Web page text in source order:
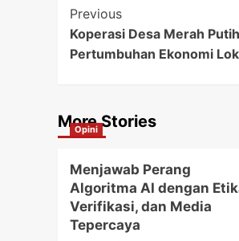
Post
Navigation
Previous
Koperasi Desa Merah
Pertumbuhan Ekonomi
More Stories
Opini
Menjawab Perang
Algoritma AI dengan
Verifikasi, dan Media
Tepercaya